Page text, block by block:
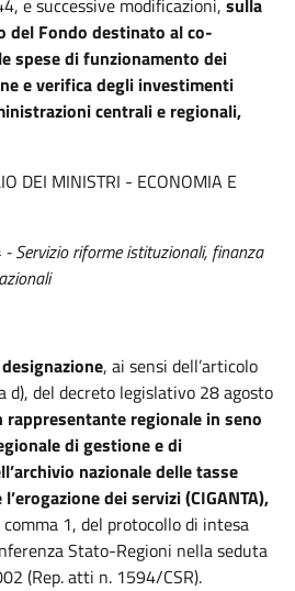
e successive modificazioni, sulla
del Fondo destinato al co-
spese di funzionamento dei
e verifica degli investimenti
centrali e regionali,
DEI MINISTRI - ECONOMIA E
Servizio riforme istituzionali, finanza
, ai sensi dell’articolo
d), del decreto legislativo 28 agosto
rappresentante regionale in seno
di gestione e di
nazionale delle tasse
dei servizi (CIGANTA),
1, del protocollo di intesa
Stato-Regioni nella seduta
(Rep. atti n. 1594/CSR).